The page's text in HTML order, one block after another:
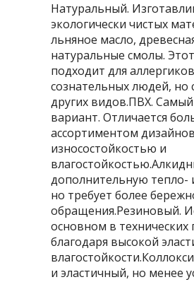
Натуральный.
экологически чистых
льняное масло,
натуральные смолы.
подходит для
сознательных людей, но
других видов.ПВХ.
вариант. Отличается
ассортиментом
износостойкостью и
дополнительную тепло-
но требует более
обращения.Резиновый.
основном в
благодаря высокой
и эластичный, но менее